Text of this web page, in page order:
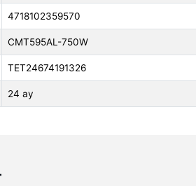
4718102359570
CMT595AL-750W
TET24674191326
24 ay